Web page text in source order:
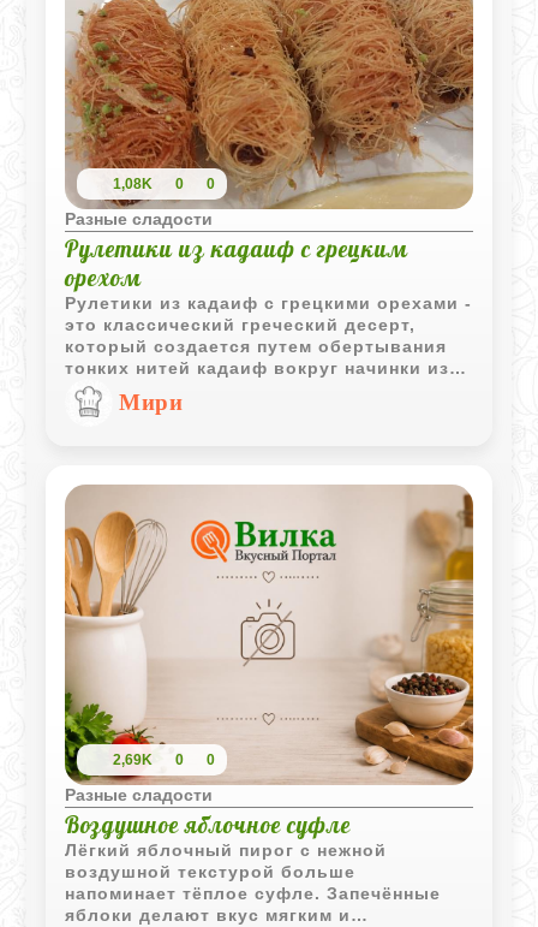
1,08K 0 0
Разные сладости
Рулетики из кадаиф с грецким
орехом
Рулетики из кадаиф с грецкими орехами -
это классический греческий десерт,
который создается путем обертывания
тонких нитей кадаиф вокруг начинки из
орехов и последующей пропитки
сладким сиропом. Этот десерт,
гарантированно удивит вас своим
уникальным вкусом!
Мири
2,69K 0 0
Разные сладости
Воздушное яблочное суфле
Лёгкий яблочный пирог с нежной
воздушной текстурой больше
напоминает тёплое суфле. Запечённые
яблоки делают вкус мягким и